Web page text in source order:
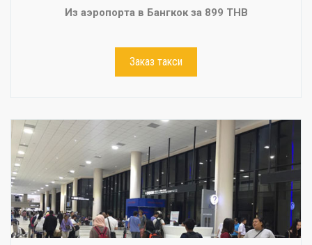
Из аэропорта в Бангкок за 899 THB
Заказ такси